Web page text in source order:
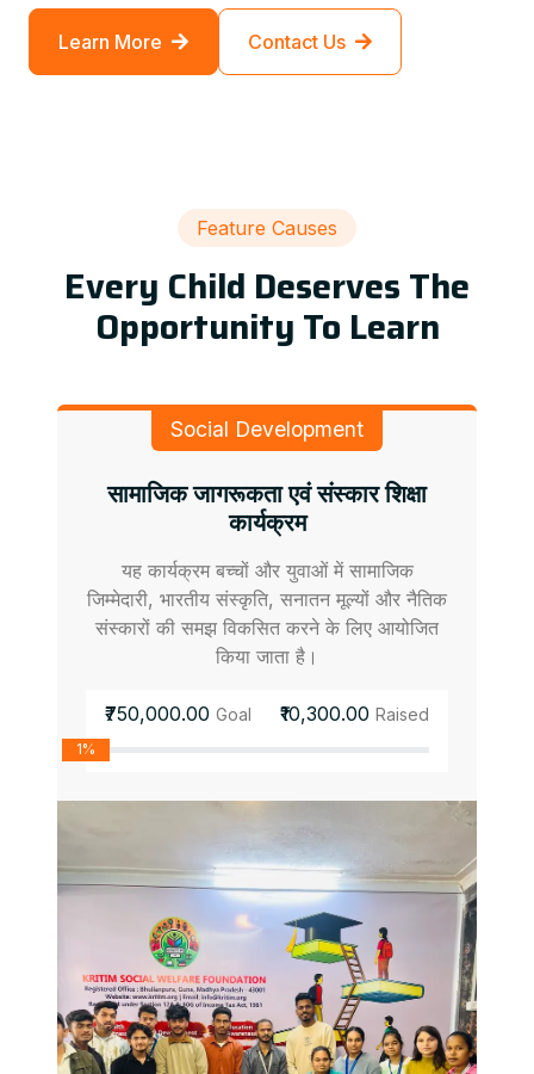
Learn More Contact Us
Feature Causes
Every Child Deserves The
Opportunity To Learn
Social Development
सामाजिक जागरूकता एवं संस्कार शिक्षा
कार्यक्रम
यह कार्यक्रम बच्चों और युवाओं में सामाजिक
जिम्मेदारी, भारतीय संस्कृति, सनातन मूल्यों और नैतिक
संस्कारों की समझ विकसित करने के लिए आयोजित
किया जाता है।
₹750,000.00 Goal ₹10,300.00 Raised
1%